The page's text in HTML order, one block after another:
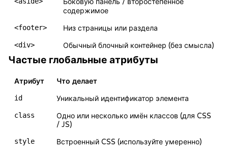
Боковую панель / второстепенное
содержимое
<footer> Низ страницы или раздела
<div> Обычный блочный контейнер (без смысла)
Частые глобальные атрибуты
Атрибут Что делает
id Уникальный идентификатор элемента
class
Одно или несколько имён классов (для CSS
/ JS)
style Встроенный CSS (используйте умеренно)